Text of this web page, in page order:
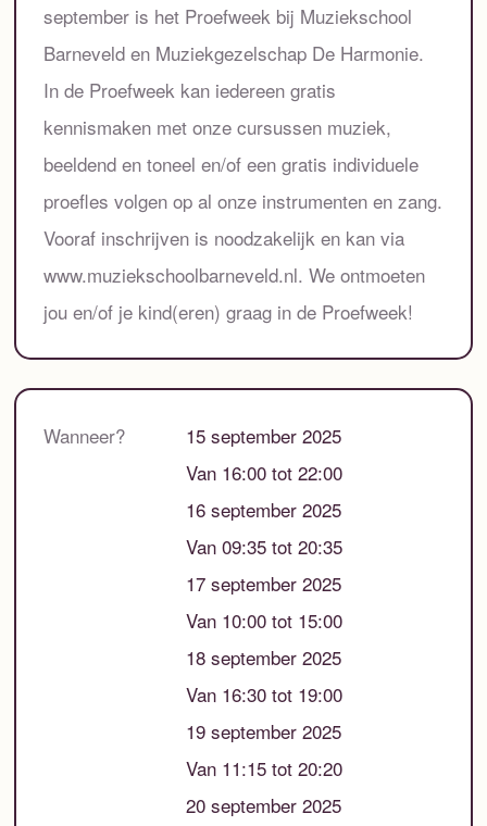
september is het Proefweek bij Muziekschool
Barneveld en Muziekgezelschap De Harmonie.
In de Proefweek kan iedereen gratis
kennismaken met onze cursussen muziek,
beeldend en toneel en/of een gratis individuele
proefles volgen op al onze instrumenten en zang.
Vooraf inschrijven is noodzakelijk en kan via
www.muziekschoolbarneveld.nl. We ontmoeten
jou en/of je kind(eren) graag in de Proefweek!
Wanneer?
15 september 2025
Van 16:00 tot 22:00
16 september 2025
Van 09:35 tot 20:35
17 september 2025
Van 10:00 tot 15:00
18 september 2025
Van 16:30 tot 19:00
19 september 2025
Van 11:15 tot 20:20
20 september 2025